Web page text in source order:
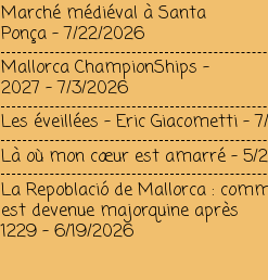
Marché médiéval à Santa
Ponça - 7/22/2026
Mallorca ChampionShips –
2027 - 7/3/2026
Les éveillées - Eric Giacometti -
Là où mon cœur est amarré - 5/
La Repoblació de Mallorca :
est devenue majorquine après
1229 - 6/19/2026